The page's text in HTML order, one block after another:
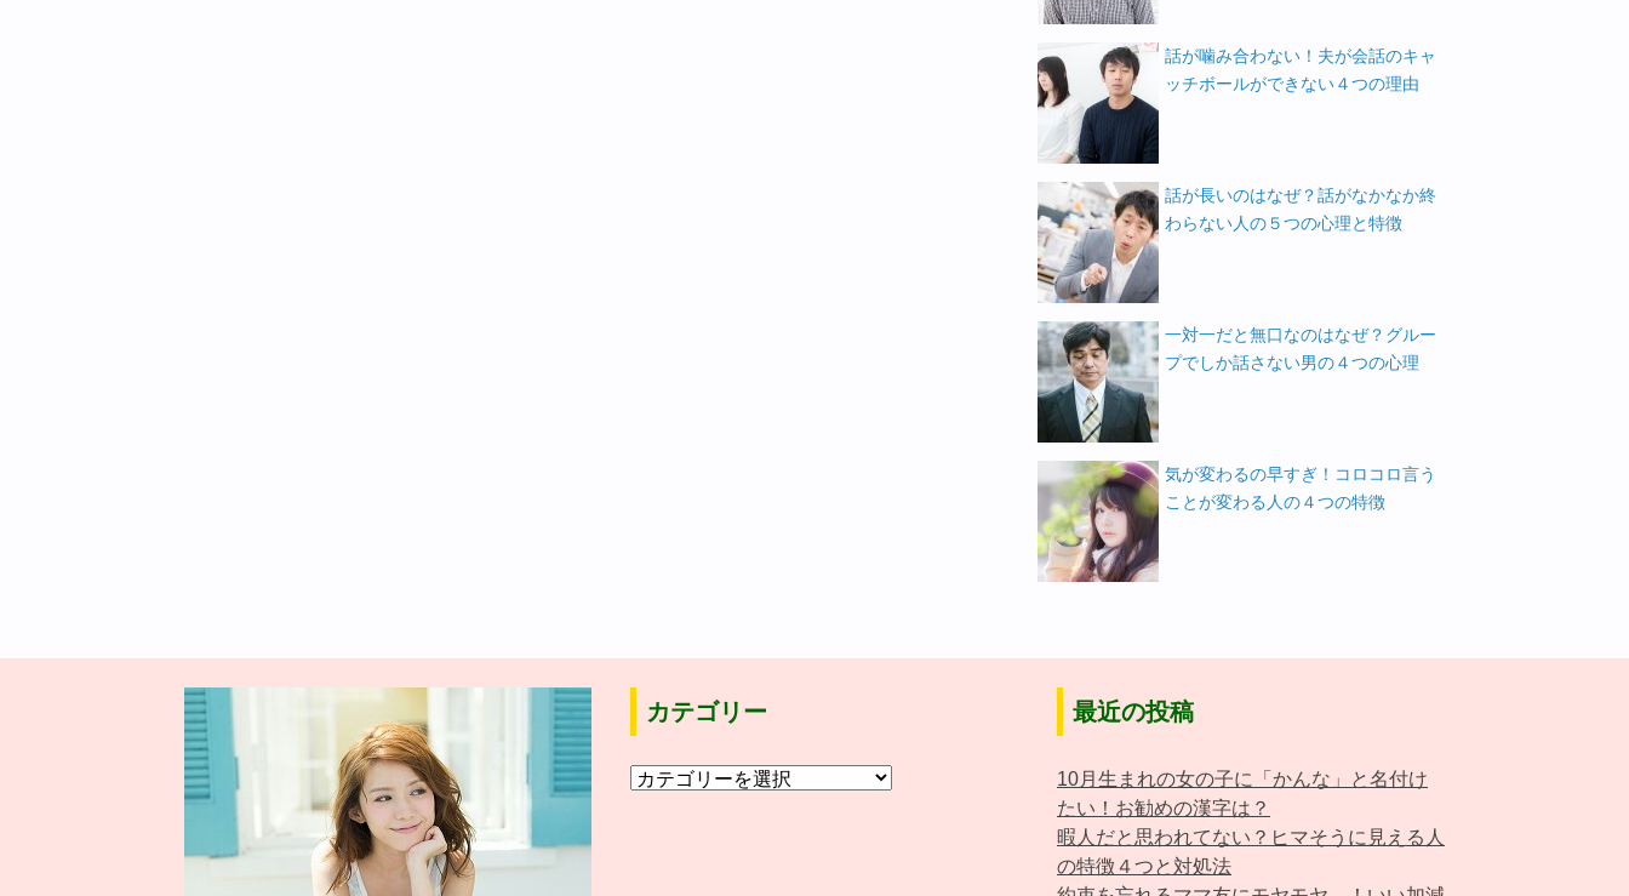
話が噛み合わない！夫が会話のキャ
ッチボールができない４つの理由
話が長いのはなぜ？話がなかなか終
わらない人の５つの心理と特徴
一対一だと無口なのはなぜ？グルー
プでしか話さない男の４つの心理
気が変わるの早すぎ！コロコロ言う
ことが変わる人の４つの特徴
カテゴリー
カ
最近の投稿
10月生まれの女の子に「かんな」と名付け
たい！お勧めの漢字は？
暇人だと思われてない？ヒマそうに見える人
の特徴４つと対処法